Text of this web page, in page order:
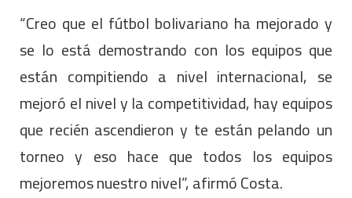
“Creo que el fútbol bolivariano ha mejorado y
se lo está demostrando con los equipos que
están compitiendo a nivel internacional, se
mejoró el nivel y la competitividad, hay equipos
que recién ascendieron y te están pelando un
torneo y eso hace que todos los equipos
mejoremos nuestro nivel”, afirmó Costa.